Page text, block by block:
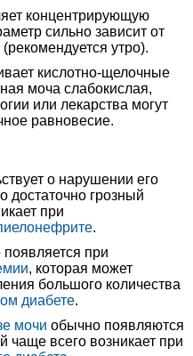
концентрирующую
сильно зависит от
утро).
кислотно-щелочные
моча слабокислая,
или лекарства могут
равновесие.
о нарушении его
достаточно грозный
при
.
при
, которая может
большого количества
диабете.
мочи обычно появляются
чаще всего возникает при